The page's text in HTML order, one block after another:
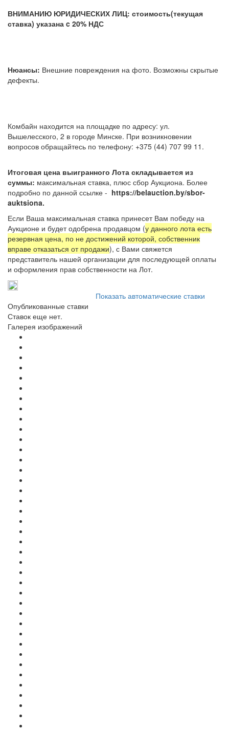
ВНИМАНИЮ ЮРИДИЧЕСКИХ ЛИЦ: стоимость(текущая
ставка) указана c 20% НДС
Нюансы: Внешние повреждения на фото. Возможны скрытые
дефекты.
Комбайн находится на площадке по адресу: ул.
Вышелесского, 2 в городе Минске. При возникновении
вопросов обращайтесь по телефону: +375 (44) 707 99 11.
Итоговая цена выигранного Лота складывается из
суммы: максимальная ставка, плюс сбор Аукциона. Более
подробно по данной ссылке - https://belauction.by/sbor-
auktsiona.
Если Ваша максимальная ставка принесет Вам победу на
Аукционе и будет одобрена продавцом (у данного лота есть
резервная цена, по не достижений которой, собственник
вправе отказаться от продажи), с Вами свяжется
представитель нашей организации для последующей оплаты
и оформления прав собственности на Лот.
Показать автоматические ставки
Опубликованные ставки
Ставок еще нет.
Галерея изображений